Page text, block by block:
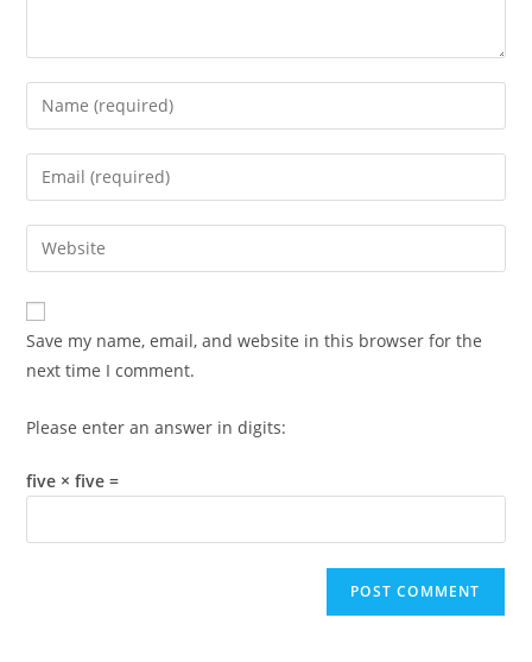
Enter
your
name
comment
Enter
your
email
address
comment
Enter
your
website
URL
(optional)
Save my name, email, and website in this browser for the
next time I comment.
Please enter an answer in digits:
five × five =